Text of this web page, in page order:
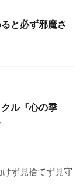
と必ず邪魔さ
ル『心の季
けず見捨てず見守